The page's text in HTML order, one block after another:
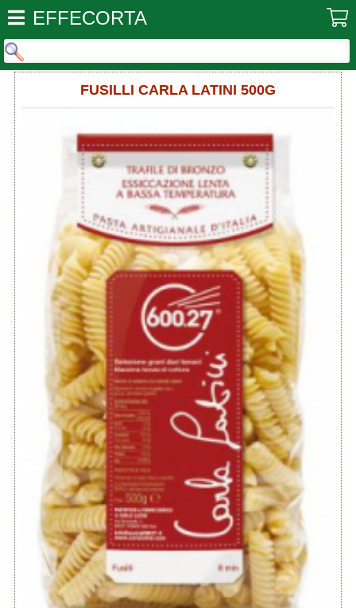
EFFECORTA
FUSILLI CARLA LATINI 500G